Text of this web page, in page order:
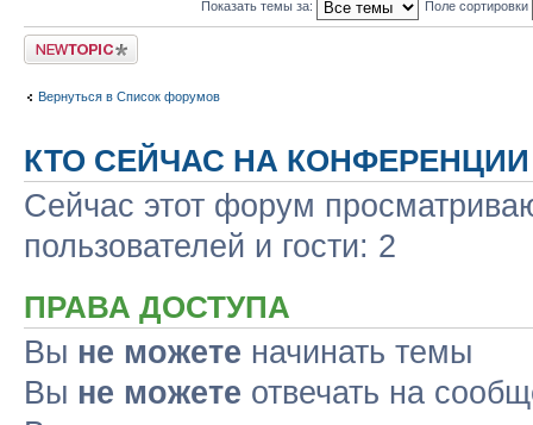
Показать темы за: Поле сортировки
Новая тема
Вернуться в Список форумов
КТО СЕЙЧАС НА КОНФЕРЕНЦИИ
Сейчас этот форум
пользователей и гости: 2
ПРАВА ДОСТУПА
Вы не можете начинать темы
Вы не можете отвечать на